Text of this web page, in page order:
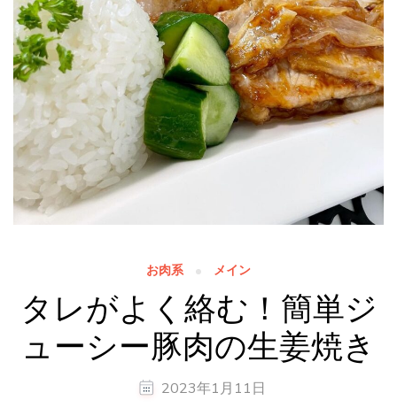
お肉系 メイン
タレがよく絡む！簡単ジ
ューシー豚肉の生姜焼き
2023年1月11日